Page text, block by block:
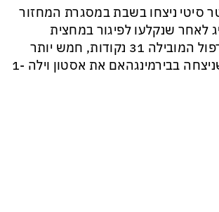
מכנסים פגישת ״כיפה אדומה״ לנתניהו בנושא
סיטי ניצחו בשבת במסגרת המחזור
לאחר שנקלעו לפיגור במחצית
הראשונה. לליברפול המובילה 31 נקודות, חמש יותר
מהסיטי, אחרי שניצחה בבירמינגהאם את אסטון וילה 1-